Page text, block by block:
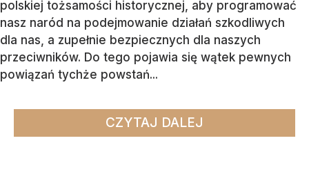
polskiej tożsamości historycznej, aby programować
nasz naród na podejmowanie działań szkodliwych
dla nas, a zupełnie bezpiecznych dla naszych
przeciwników. Do tego pojawia się wątek pewnych
powiązań tychże powstań...
CZYTAJ DALEJ